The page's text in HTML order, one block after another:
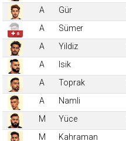
A
Gür
✚ 6
A Sümer
A
Yildiz
A
Isik
A
Toprak
A
Namli
M
Yüce
M
Kahraman